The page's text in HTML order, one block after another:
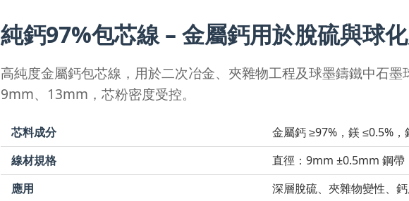
純鈣97%包芯線 – 金屬鈣用於脫硫與球
高純度金屬鈣包芯線，用於二次冶金、夾雜物工程及球墨鑄鐵中石
9mm、13mm，芯粉密度受控。
芯料成分
金屬鈣 ≥97%，鎂 ≤0.5%
線材規格
直徑：9mm ±0.5mm 鋼
應用
深層脫硫、夾雜物變性、